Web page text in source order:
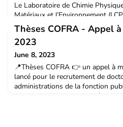
Le Laboratoire de Chimie
Matériaux et l’Environnement
la plateforme Spectroscopies et
(SMI) regroupant des techniques
microscopiques permettant de
et des interfaces.
Thèses COFRA - Appel
2023
June 8, 2023
📍Thèses COFRA 👉 un appel à
lancé pour le recrutement de
administrations de la fonction
COFRA est de faciliter la